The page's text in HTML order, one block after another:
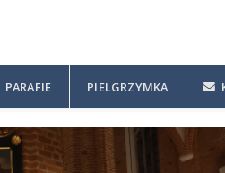
PARAFIE PIELGRZYMKA